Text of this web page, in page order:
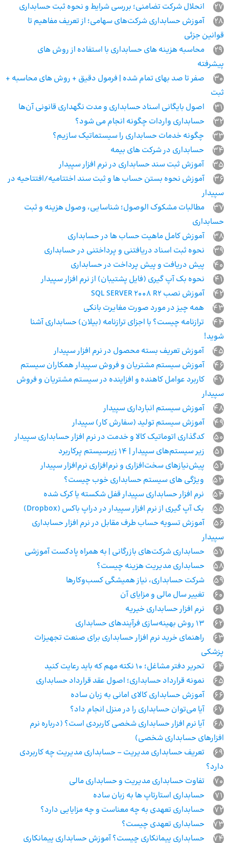
27
انحلال شرکت تضامنی؛ بررسی شرایط و نحوه ثبت حسابداری
28
آموزش حسابداری شرکت‌های سهامی؛ از تعریف مفاهیم تا
قوانین جزئی
29
محاسبه هزینه های حسابداری با استفاده از روش های
پیشرفته
30
صفر تا صد بهای تمام شده | فرمول دقیق + روش‌ های محاسبه +
ثبت
31
اصول بایگانی اسناد حسابداری و مدت نگهداری قانونی آن‌ها
32
حسابداری واردات چگونه انجام می شود؟
33
چگونه خدمات حسابداری را سیستماتیک سازیم؟
34
حسابداری در شرکت های بیمه
35
آموزش ثبت سند حسابداری در نرم افزار سپیدار
36
آموزش نحوه بستن حساب ها و ثبت سند اختتامیه/افتتاحیه در
سپیدار
37
مطالبات مشکوک الوصول؛ شناسایی، وصول هزینه و ثبت
حسابداری
38
آموزش کامل ماهیت حساب ها در حسابداری
39
نحوه ثبت‌ اسناد دریافتنی و پرداختنی در حسابداری
40
پیش دریافت و پیش پرداخت در حسابداری
41
نحوه بک آپ گیری (فایل پشتیبان) از نرم افزار سپیدار
42
آموزش نصب SQL SERVER 2008 R2
43
همه چیز در مورد صورت مغایرت بانکی
44
ترازنامه چیست؟ با اجزای ترازنامه (بیلان) حسابداری آشنا
شوید!
45
آموزش تعریف بسته محصول در نرم افزار سپیدار
46
آموزش سیستم مشتریان و فروش سپیدار همکاران سیستم
47
کاربرد عوامل کاهنده و افزاینده در سیستم مشتریان و فروش
سپیدار
48
آموزش سیستم انبارداری سپیدار
49
آموزش سیستم تولید (سفارش کار) سپیدار
50
کدگذاری اتوماتیک کالا و خدمت در نرم افزار حسابداری سپیدار
51
زیر سیستم‌های سپیدار | 14 زیرسیستم پرکاربرد
52
پیش‌نیازهای سخت‌افزاری و نرم‌افزاری نرم‌افزار سپیدار
53
ویژگی های سیستم حسابداری خوب چیست؟
54
نرم افزار حسابداری سپیدار قفل شکسته یا کرک شده
55
بک آپ گیری از نرم افزار سپیدار در دراپ باکس (Dropbox)
56
آموزش تسویه حساب طرف مقابل در نرم افزار حسابداری
سپیدار
57
حسابداری شرکت‌های بازرگانی | به همراه پادکست آموزشی
58
حسابداری مدیریت هزینه چیست؟
59
شرکت حسابداری، نیاز همیشگی کسب‌وکارها
60
تغییر سال مالی و مزایای آن
61
نرم افزار حسابداری خیریه
62
63
راهنمای خرید نرم افزار حسابداری برای صنعت تجهیزات
پزشکی
64
تحریر دفتر مشاغل؛ 10 نکته مهم که باید رعایت کنید
65
نمونه قرارداد حسابداری؛ اصول عقد قرارداد حسابداری
66
آموزش حسابداری کالای امانی به زبان ساده
67
آیا می‌توان حسابداری را در منزل انجام داد؟
68
آیا نرم افزار حسابداری شخصی کاربردی است؟ (درباره نرم
افزارهای حسابداری شخصی)
69
تعریف حسابداری مدیریت – حسابداری مدیریت چه کاربردی
دارد؟
70
تفاوت حسابداری مدیریت و حسابداری مالی
71
حسابداری استارتاپ ها به زبان ساده
72
حسابداری تعهدی به چه معناست و چه مزایایی دارد؟
73
حسابداری تعهدی چیست؟
74
حسابداری پیمانکاری چیست؟ آموزش حسابداری پیمانکاری